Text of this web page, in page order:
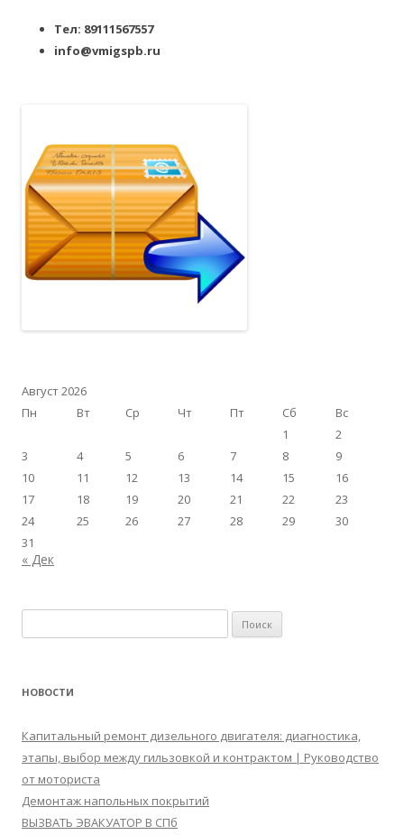
Тел: 89111567557
info@vmigspb.ru
Август 2026
Пн
Вт Ср Чт Пт Сб
Вс
1
2
3
4 5 6 7 8
9
10
11 12 13 14 15
16
17
18 19 20 21 22
23
24
25 26 27 28 29
30
31
« Дек
НОВОСТИ
Капитальный ремонт дизельного двигателя: диагностика,
этапы, выбор между гильзовкой и контрактом | Руководство
от моториста
Демонтаж напольных покрытий
ВЫЗВАТЬ ЭВАКУАТОР В СПб